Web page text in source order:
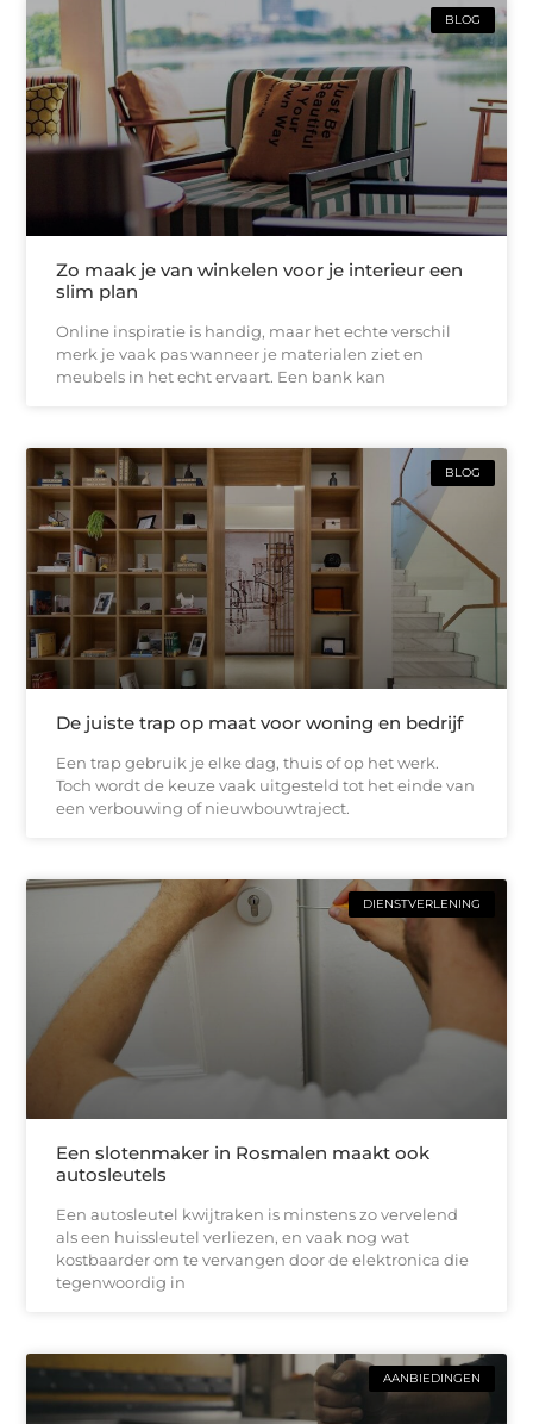
BLOG
Zo maak je van winkelen voor je interieur een
slim plan
Online inspiratie is handig, maar het echte verschil
merk je vaak pas wanneer je materialen ziet en
meubels in het echt ervaart. Een bank kan
BLOG
De juiste trap op maat voor woning en bedrijf
Een trap gebruik je elke dag, thuis of op het werk.
Toch wordt de keuze vaak uitgesteld tot het einde van
een verbouwing of nieuwbouwtraject.
DIENSTVERLENING
Een slotenmaker in Rosmalen maakt ook
autosleutels
Een autosleutel kwijtraken is minstens zo vervelend
als een huissleutel verliezen, en vaak nog wat
kostbaarder om te vervangen door de elektronica die
tegenwoordig in
AANBIEDINGEN